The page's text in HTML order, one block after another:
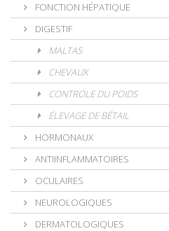
FONCTION HÉPATIQUE
DIGESTIF
MALTAS
CHEVAUX
CONTROLE DU POIDS
ÉLEVAGE DE BÉTAIL
HORMONAUX
ANTIINFLAMMATOIRES
OCULAIRES
NEUROLOGIQUES
DERMATOLOGIQUES